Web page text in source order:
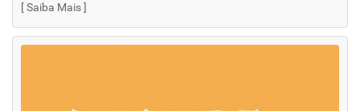
[Saiba Mais]